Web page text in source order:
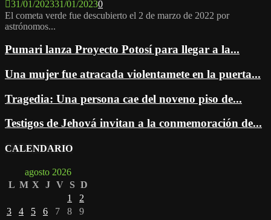
31/01/202331/01/20230
El cometa verde fue descubierto el 2 de marzo de 2022 por
astrónomos...
Pumari lanza Proyecto Potosí para llegar a la...
Una mujer fue atracada violentamete en la puerta...
Tragedia: Una persona cae del noveno piso de...
Testigos de Jehová invitan a la conmemoración de...
CALENDARIO
agosto 2026
L M X J V S D
1
2
3
4 5 6 7 8
9